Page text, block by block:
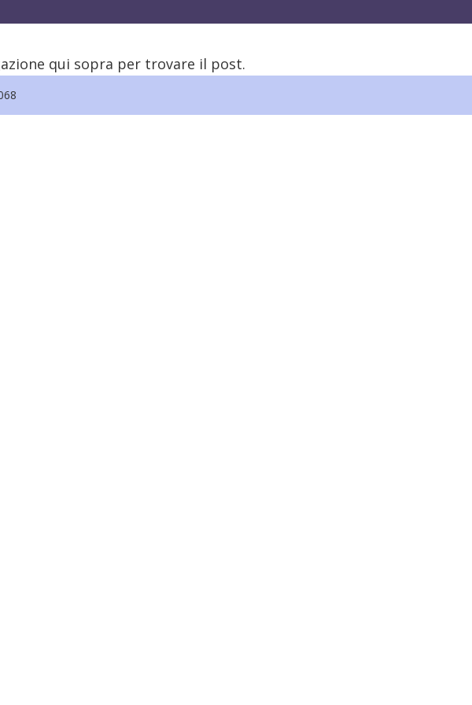
qui sopra per trovare il post.